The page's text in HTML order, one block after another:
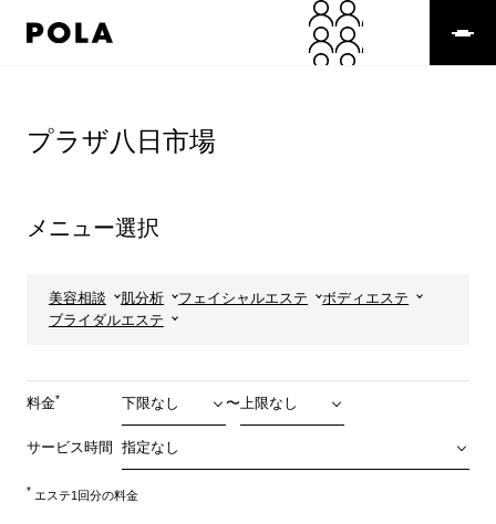
プラザ八日市場
メニュー選択
美容相談 肌分析 フェイシャルエステ
ボディエステ
ブライダルエステ
料金* 〜
サービス時間
* エステ1回分の料金